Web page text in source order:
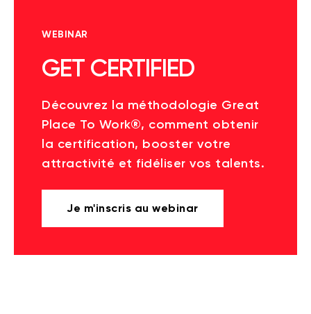
WEBINAR
GET CERTIFIED
Découvrez la méthodologie Great
Place To Work®, comment obtenir
la certification, booster votre
attractivité et fidéliser vos talents.
Je m'inscris au webinar